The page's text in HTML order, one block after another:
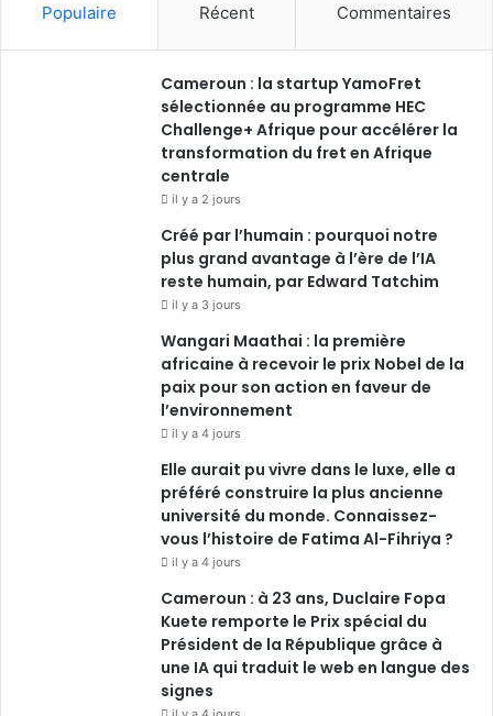
b
o
o
e
d
u
b
a
g
m
Populaire Récent Commentaires
Cameroun : la startup YamoFret
sélectionnée au programme HEC
Challenge+ Afrique pour accélérer la
transformation du fret en Afrique
centrale
il y a 2 jours
Créé par l’humain : pourquoi notre
plus grand avantage à l’ère de l’IA
reste humain, par Edward Tatchim
il y a 3 jours
Wangari Maathai : la première
africaine à recevoir le prix Nobel de la
paix pour son action en faveur de
l’environnement
il y a 4 jours
Elle aurait pu vivre dans le luxe, elle a
préféré construire la plus ancienne
université du monde. Connaissez-
vous l’histoire de Fatima Al-Fihriya ?
il y a 4 jours
Cameroun : à 23 ans, Duclaire Fopa
Kuete remporte le Prix spécial du
Président de la République grâce à
une IA qui traduit le web en langue des
signes